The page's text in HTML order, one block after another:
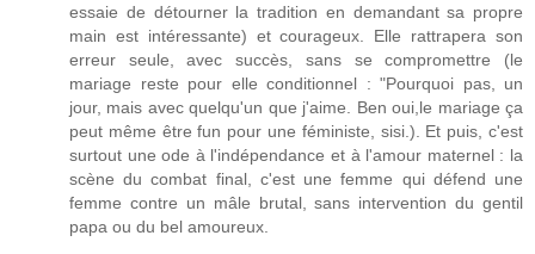
essaie de détourner la tradition en demandant sa propre
main est intéressante) et courageux. Elle rattrapera son
erreur seule, avec succès, sans se compromettre (le
mariage reste pour elle conditionnel : "Pourquoi pas, un
jour, mais avec quelqu'un que j'aime. Ben oui,le mariage ça
peut même être fun pour une féministe, sisi.). Et puis, c'est
surtout une ode à l'indépendance et à l'amour maternel : la
scène du combat final, c'est une femme qui défend une
femme contre un mâle brutal, sans intervention du gentil
papa ou du bel amoureux.